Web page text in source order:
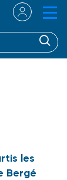
les
Bergé